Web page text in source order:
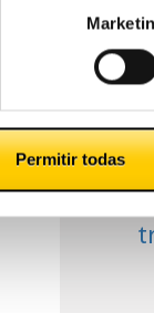
Permitir todas